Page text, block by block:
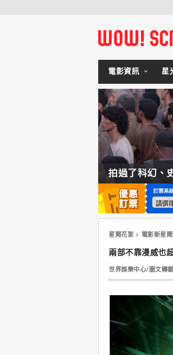
電影資訊 星
拍過了科幻、
星聞花絮 電影新星聞
兩部不靠漫威也
世界娛樂中心/圖文轉